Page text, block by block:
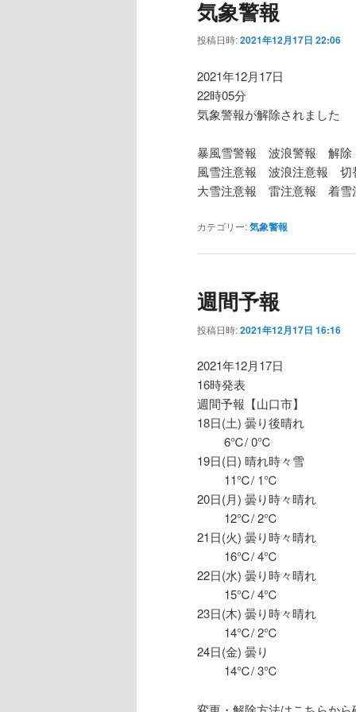
気象警報
投稿日時:2021年12月17日 22:06
2021年12月17日
22時05分
気象警報が解除されました
暴風雪警報 波浪警報 解除
風雪注意報 波浪注意報 切
大雪注意報 雷注意報 着
カテゴリー:気象警報
週間予報
投稿日時:2021年12月17日 16:16
2021年12月17日
16時発表
週間予報【山口市】
18日(土) 曇り後晴れ
6℃/ 0℃
19日(日) 晴れ時々雪
11℃/ 1℃
20日(月) 曇り時々晴れ
12℃/ 2℃
21日(火) 曇り時々晴れ
16℃/ 4℃
22日(水) 曇り時々晴れ
15℃/ 4℃
23日(木) 曇り時々晴れ
14℃/ 2℃
24日(金) 曇り
14℃/ 3℃